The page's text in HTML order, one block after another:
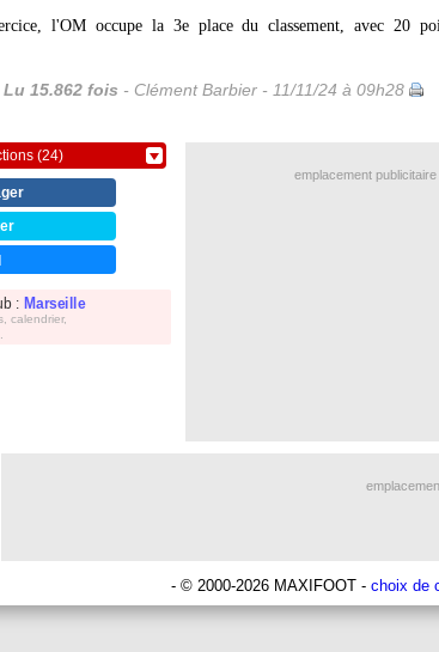
l'OM occupe la 3e place du classement, avec 20
Lu 15.862 fois - Clément Barbier - 11/11/24 à 09h28
(24)
: Marseille
calendrier,
emplacement publicitaire
- © 2000-2026 MAXIFOOT - choix de